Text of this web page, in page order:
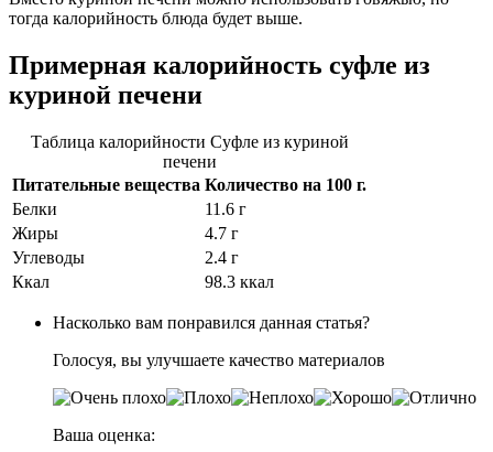
тогда калорийность блюда будет выше.
Примерная калорийность суфле из
куриной печени
Таблица калорийности Суфле из куриной
печени
Питательные вещества Количество на 100 г.
Ккал 98.3 ккал
Белки
11.6 г
Жиры
4.7 г
Углеводы
2.4 г
Насколько вам понравился данная статья?
Голосуя, вы улучшаете качество материалов
Ваша оценка: